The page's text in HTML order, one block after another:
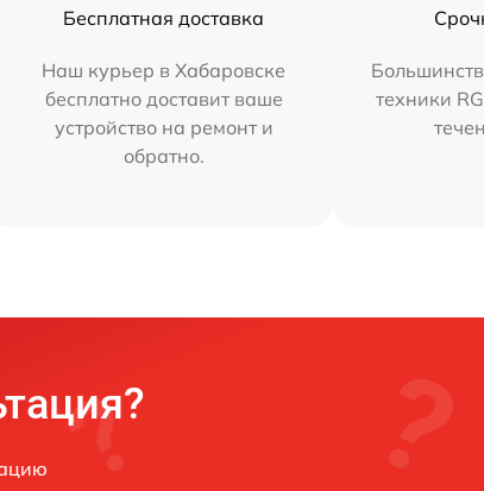
Бесплатная доставка
Наш курьер в Хабаровске
бесплатно доставит ваше
устройство на ремонт и
обратно.
техники